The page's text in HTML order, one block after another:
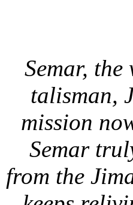
Semar,
talisman,
mission
Semar
from the